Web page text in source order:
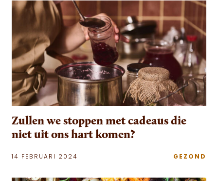
Zullen we stoppen met cadeaus die
niet uit ons hart komen?
14 FEBRUARI 2024 GEZOND